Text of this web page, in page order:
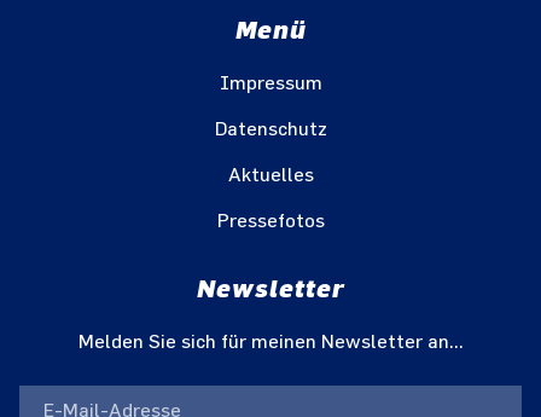
Menü
Impressum
Datenschutz
Aktuelles
Pressefotos
Newsletter
Melden Sie sich für meinen Newsletter an...